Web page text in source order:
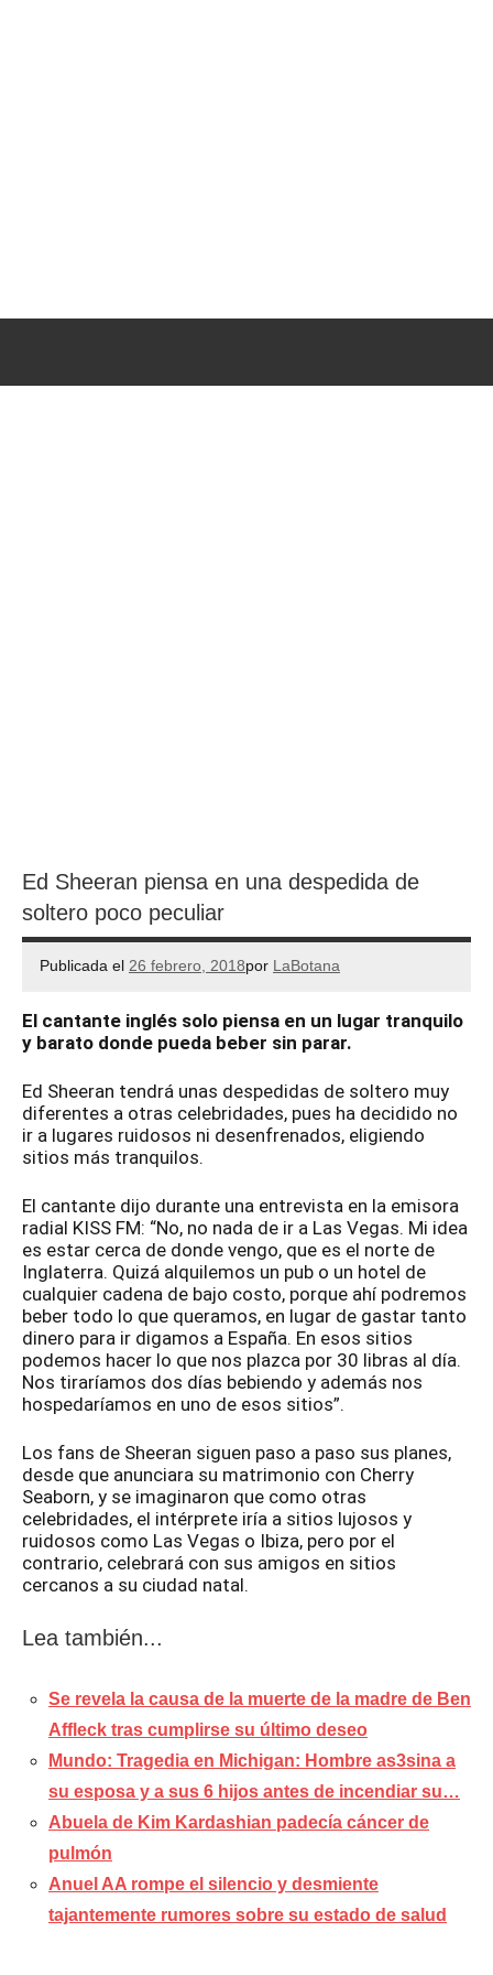
Ed Sheeran piensa en una despedida de
soltero poco peculiar
Publicada el 26 febrero, 2018por LaBotana
El cantante inglés solo piensa en un lugar tranquilo
y barato donde pueda beber sin parar.
Ed Sheeran tendrá unas despedidas de soltero muy
diferentes a otras celebridades, pues ha decidido no
ir a lugares ruidosos ni desenfrenados, eligiendo
sitios más tranquilos.
El cantante dijo durante una entrevista en la emisora
radial KISS FM: “No, no nada de ir a Las Vegas. Mi idea
es estar cerca de donde vengo, que es el norte de
Inglaterra. Quizá alquilemos un pub o un hotel de
cualquier cadena de bajo costo, porque ahí podremos
beber todo lo que queramos, en lugar de gastar tanto
dinero para ir digamos a España. En esos sitios
podemos hacer lo que nos plazca por 30 libras al día.
Nos tiraríamos dos días bebiendo y además nos
hospedaríamos en uno de esos sitios”.
Los fans de Sheeran siguen paso a paso sus planes,
desde que anunciara su matrimonio con Cherry
Seaborn, y se imaginaron que como otras
celebridades, el intérprete iría a sitios lujosos y
ruidosos como Las Vegas o Ibiza, pero por el
contrario, celebrará con sus amigos en sitios
cercanos a su ciudad natal.
Lea también...
Se revela la causa de la muerte de la madre de Ben
Affleck tras cumplirse su último deseo
Mundo: Tragedia en Michigan: Hombre as3sina a
su esposa y a sus 6 hijos antes de incendiar su…
Abuela de Kim Kardashian padecía cáncer de
pulmón
Anuel AA rompe el silencio y desmiente
tajantemente rumores sobre su estado de salud